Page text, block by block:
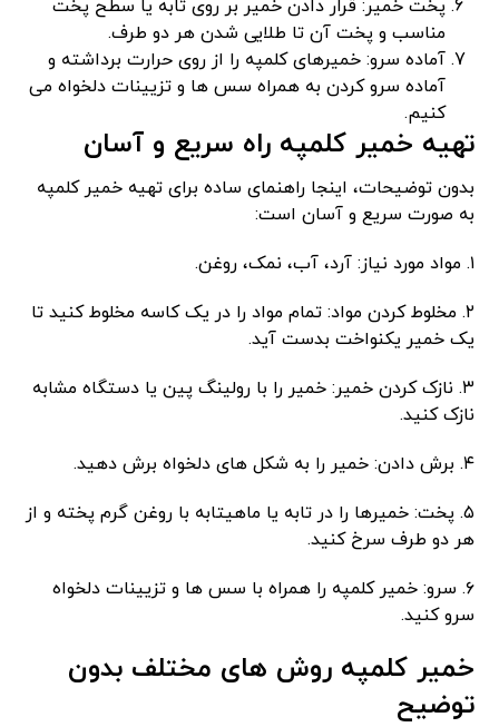
پخت خمیر: قرار دادن خمیر بر روی تابه یا سطح پخت
مناسب و پخت آن تا طلایی شدن هر دو طرف.
آماده سرو: خمیرهای کلمپه را از روی حرارت برداشته و
آماده سرو کردن به همراه سس ها و تزیینات دلخواه می
کنیم.
تهیه خمیر کلمپه راه سریع و آسان
بدون توضیحات، اینجا راهنمای ساده برای تهیه خمیر کلمپه
به صورت سریع و آسان است:
۱. مواد مورد نیاز: آرد، آب، نمک، روغن.
۲. مخلوط کردن مواد: تمام مواد را در یک کاسه مخلوط کنید تا
یک خمیر یکنواخت بدست آید.
۳. نازک کردن خمیر: خمیر را با رولینگ پین یا دستگاه مشابه
نازک کنید.
۴. برش دادن: خمیر را به شکل های دلخواه برش دهید.
۵. پخت: خمیرها را در تابه یا ماهیتابه با روغن گرم پخته و از
هر دو طرف سرخ کنید.
۶. سرو: خمیر کلمپه را همراه با سس ها و تزیینات دلخواه
سرو کنید.
خمیر کلمپه روش های مختلف بدون
توضیح